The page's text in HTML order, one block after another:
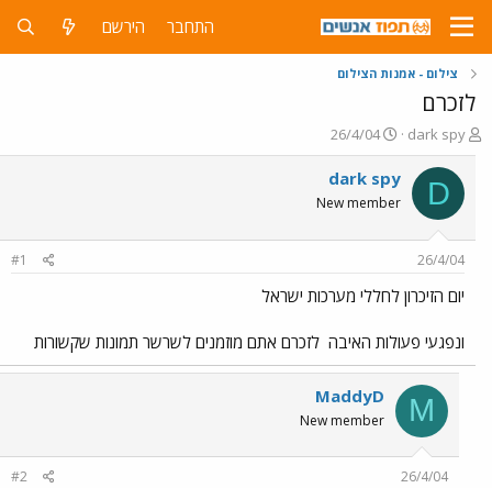
התחבר הירשם
צילום - אמנות הצילום
לזכרם
פ
ו
ת
ח
ה
ש
א
dark spy
פ
ו
ר
ס
ם
ר
26/4/04
D
dark spy
New member
26/4/04
#1
יום הזיכרון לחללי מערכות ישראל
ונפגעי פעולות האיבה לזכרם אתם מוזמנים לשרשר תמונות שקשורות
M
MaddyD
New member
26/4/04
#2